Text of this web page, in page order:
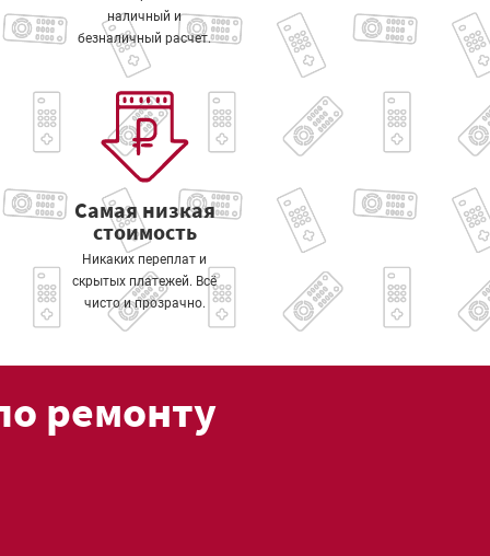
наличный и
безналичный расчет.
Самая низкая
стоимость
Никаких переплат и
скрытых платежей. Всё
чисто и прозрачно.
ремонту